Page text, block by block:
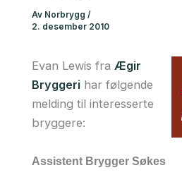
Av Norbrygg /
2. desember 2010
Evan Lewis fra Ægir
Bryggerihar følgende
melding til interesserte
bryggere:
Assistent Brygger Søkes